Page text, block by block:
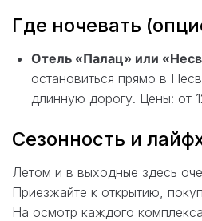
Где ночевать
Отель «Палац» или
остановиться прямо в
длинную дорогу. Цены: от
Сезонность и
Летом и в выходные здесь
Приезжайте к открытию,
На осмотр каждого